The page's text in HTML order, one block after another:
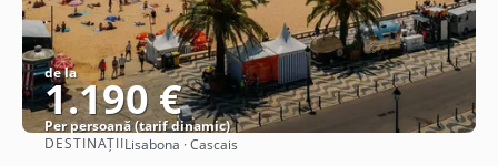
de la
1.190 €
Per persoană (tarif dinamic)
Vezi detalii
DESTINAȚIILisabona · Cascais